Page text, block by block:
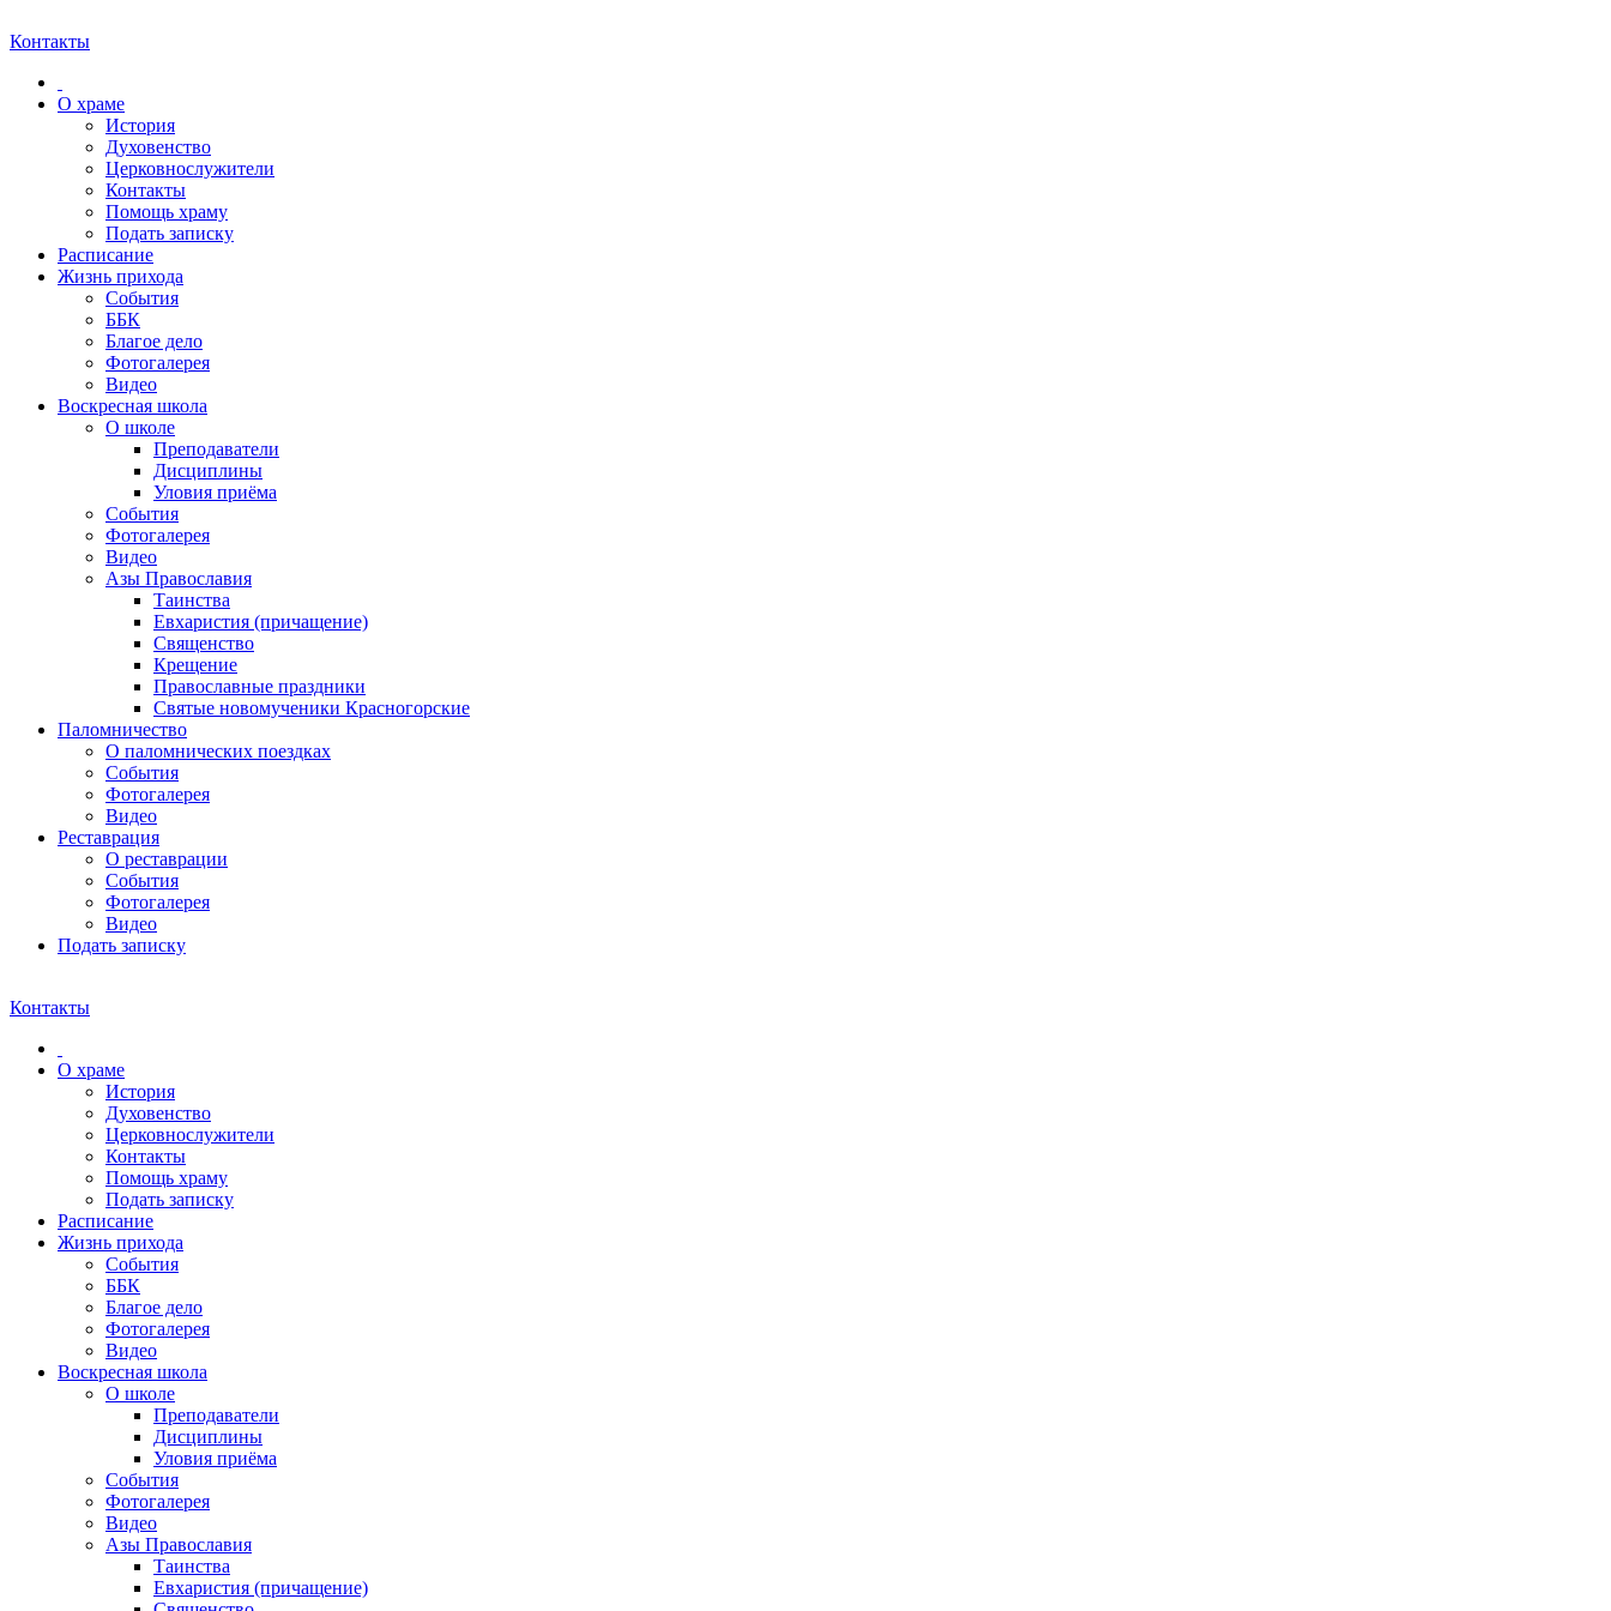
Контакты
О храме
История
Духовенство
Церковнослужители
Контакты
Помощь храму
Подать записку
Расписание
Жизнь прихода
События
ББК
Благое дело
Фотогалерея
Видео
Воскресная школа
О школе
Преподаватели
Дисциплины
Уловия приёма
События
Фотогалерея
Видео
Азы Православия
Таинства
Евхаристия (причащение)
Священство
Крещение
Православные праздники
Святые новомученики Красногорские
Паломничество
О паломнических поездках
События
Фотогалерея
Видео
Реставрация
О реставрации
События
Фотогалерея
Видео
Подать записку
Контакты
О храме
История
Духовенство
Церковнослужители
Контакты
Помощь храму
Подать записку
Расписание
Жизнь прихода
События
ББК
Благое дело
Фотогалерея
Видео
Воскресная школа
О школе
Преподаватели
Дисциплины
Уловия приёма
События
Фотогалерея
Видео
Азы Православия
Таинства
Евхаристия (причащение)